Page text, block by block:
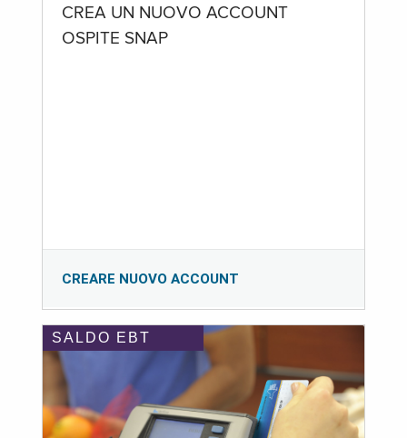
CREA UN NUOVO ACCOUNT
OSPITE SNAP
CREARE NUOVO ACCOUNT
SALDO EBT